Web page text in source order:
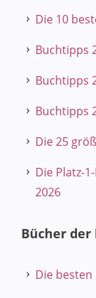
Die 10
Buchtipps
Buchtipps
Buchtipps
Die 25
Die Platz-
2026
Bücher
Die